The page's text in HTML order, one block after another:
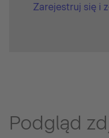
Zarejestruj się i
Podgląd